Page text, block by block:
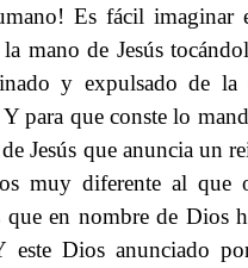
Es fácil imaginar
mano de Jesús
y expulsado de
para que conste lo
Jesús que anuncia un
muy diferente al que
en nombre de Dios
Dios anunciado